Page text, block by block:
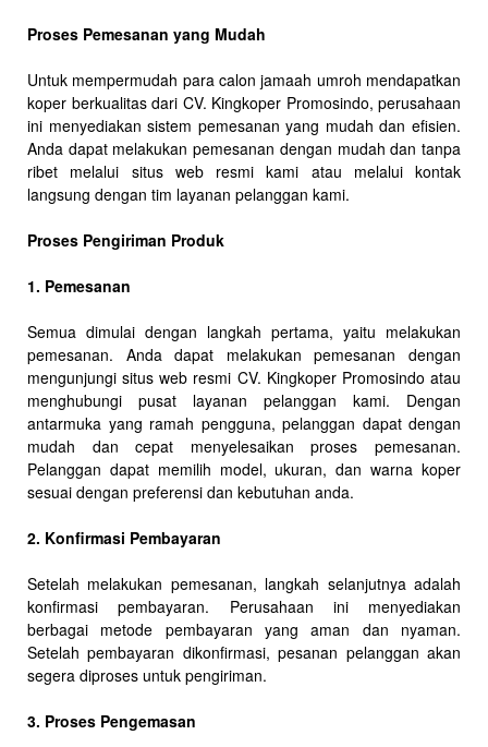
Proses Pemesanan yang Mudah
Untuk mempermudah para calon jamaah umroh mendapatkan
koper berkualitas dari CV. Kingkoper Promosindo, perusahaan
ini menyediakan sistem pemesanan yang mudah dan efisien.
Anda dapat melakukan pemesanan dengan mudah dan tanpa
ribet melalui situs web resmi kami atau melalui kontak
langsung dengan tim layanan pelanggan kami.
Proses Pengiriman Produk
1. Pemesanan
Semua dimulai dengan langkah pertama, yaitu melakukan
pemesanan. Anda dapat melakukan pemesanan dengan
mengunjungi situs web resmi CV. Kingkoper Promosindo atau
menghubungi pusat layanan pelanggan kami. Dengan
antarmuka yang ramah pengguna, pelanggan dapat dengan
mudah dan cepat menyelesaikan proses pemesanan.
Pelanggan dapat memilih model, ukuran, dan warna koper
sesuai dengan preferensi dan kebutuhan anda.
2. Konfirmasi Pembayaran
Setelah melakukan pemesanan, langkah selanjutnya adalah
konfirmasi pembayaran. Perusahaan ini menyediakan
berbagai metode pembayaran yang aman dan nyaman.
Setelah pembayaran dikonfirmasi, pesanan pelanggan akan
segera diproses untuk pengiriman.
3. Proses Pengemasan